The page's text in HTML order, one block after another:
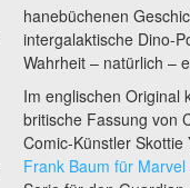
hanebüchenen
intergalaktische Dino-
Wahrheit – natürlich –
Im englischen Original
britische Fassung von
Comic-Künstler
Frank Baum für